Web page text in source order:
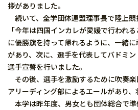
拶がありました。
続いて、全学団体連盟理事長で陸上競
「今年は四国インカレが愛媛で行われ
に優勝旗を持って帰れるように、一緒
があり、次に、選手を代表してバドミ
選手宣誓を行いました。
その後、選手を激励するために吹奏
アリーディング部によるエールがあり、
本学は昨年度、男女とも団体総合で